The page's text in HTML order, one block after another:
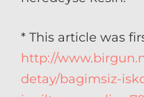
* This article was
http://
detay/bagimsiz-